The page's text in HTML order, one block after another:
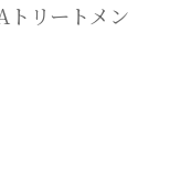
リートメン